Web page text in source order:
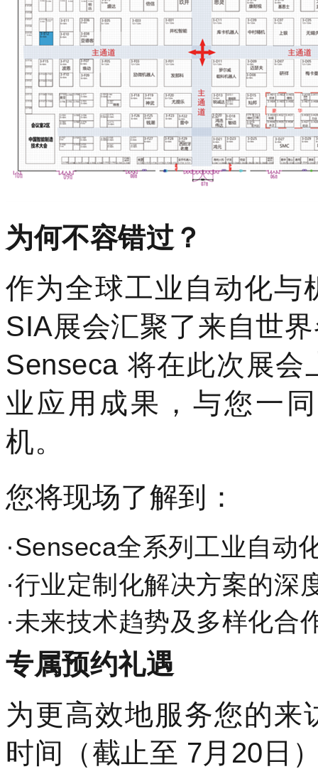
为何不容错过？
作为全球工业自动化与
SIA展会汇聚了来自世
Senseca 将在此次展
业应用成果，与您一
机。
您将现场了解到：
·Senseca全系列工业自动
·行业定制化解决方案的深
·未来技术趋势及多样化合
专属预约礼遇
为更高效地服务您的来
时间（截止至 7月20日